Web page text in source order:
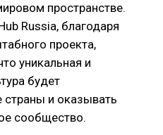
пространстве.
Russia, благодаря
проекта,
уникальная и
будет
страны и оказывать
сообщество.